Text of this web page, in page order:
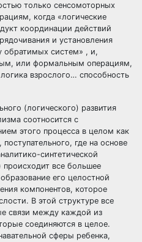
только сенсомоторных
когда «логические
координации действий
и установления
обратимых систем» , и,
или формальным операциям,
взрослого… способность
(логического) развития
соотносится с
этого процесса в целом как
где на основе
синтетической
все большее
его целостной
компонентов, которое
В этой структуре все
связи между каждой из
соединяются в целое.
сферы ребенка,